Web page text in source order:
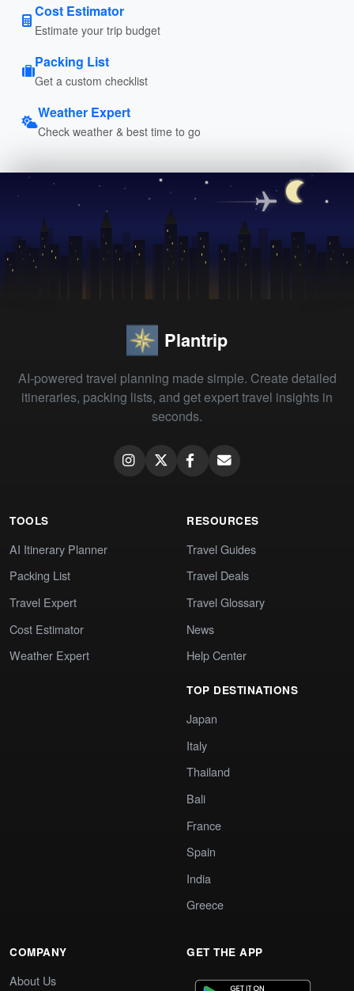
Cost Estimator
Estimate your trip budget
Packing List
Get a custom checklist
Weather Expert
Check weather & best time to go
Plantrip
AI-powered travel planning made simple. Create detailed
itineraries, packing lists, and get expert travel insights in
seconds.
TOOLS
AI Itinerary Planner
Packing List
Travel Expert
Cost Estimator
Weather Expert
RESOURCES
Travel Guides
Travel Deals
Travel Glossary
News
Help Center
TOP DESTINATIONS
Japan
Italy
Thailand
Bali
France
Spain
India
Greece
COMPANY
About Us
GET THE APP